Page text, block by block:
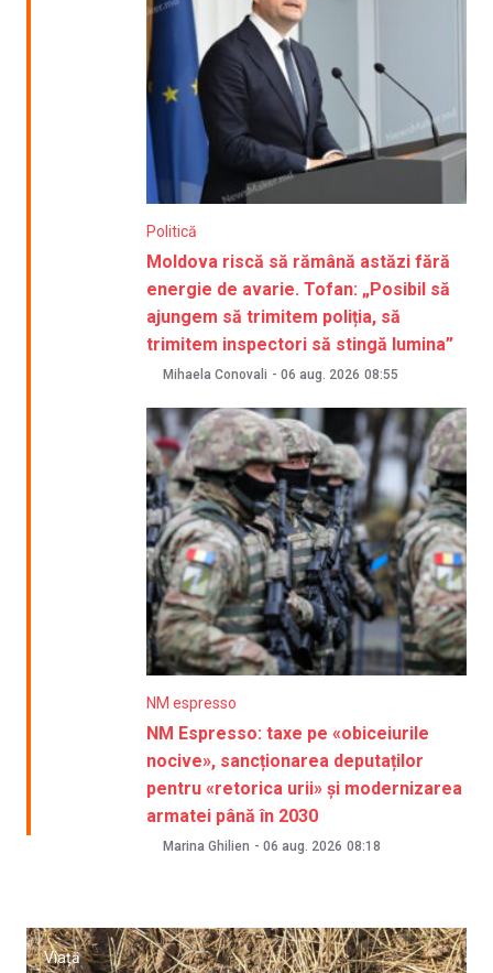
Politică
Moldova riscă să rămână astăzi fără
energie de avarie. Tofan: „Posibil să
ajungem să trimitem poliția, să
trimitem inspectori să stingă lumina”
Mihaela Conovali - 06 aug. 2026 08:55
NM espresso
NM Espresso: taxe pe «obiceiurile
nocive», sancționarea deputaților
pentru «retorica urii» și modernizarea
armatei până în 2030
Marina Ghilien - 06 aug. 2026 08:18
Viață